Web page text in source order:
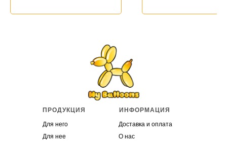
ПРОДУКЦИЯ
Для него
Для нее
ИНФОРМАЦИЯ
Доставка и оплата
О нас